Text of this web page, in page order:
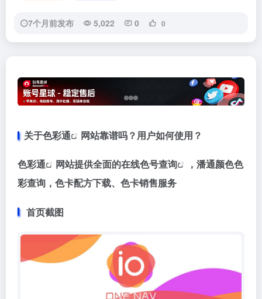
7个月前发布 5,022 0 0
关于色彩通 网站靠谱吗？用户如何使用？
色彩通 网站提供全面的在线色号查询
，潘通颜色色
彩查询，色卡配方下载、色卡销售服务
首页截图